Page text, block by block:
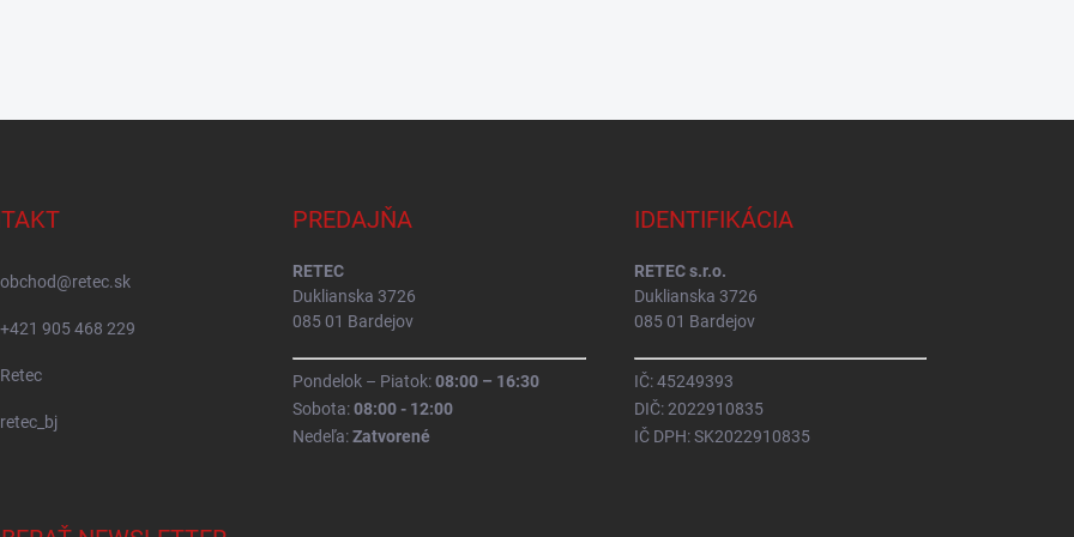
obchod@retec.sk
+421 905 468 229
Retec
retec_bj
PREDAJŇA
RETEC
Duklianska 3726
085 01 Bardejov
Pondelok – Piatok:08:00 – 16:30
Sobota:08:00 - 12:00
Nedeľa:Zatvorené
IDENTIFIKÁCIA
RETEC s.r.o.
Duklianska 3726
085 01 Bardejov
IČ: 45249393
DIČ: 2022910835
IČ DPH: SK2022910835